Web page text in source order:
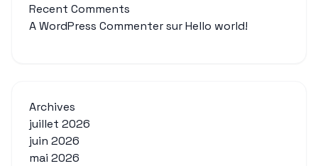
Recent Comments
A WordPress CommentersurHello world!
Archives
juillet 2026
juin 2026
mai 2026